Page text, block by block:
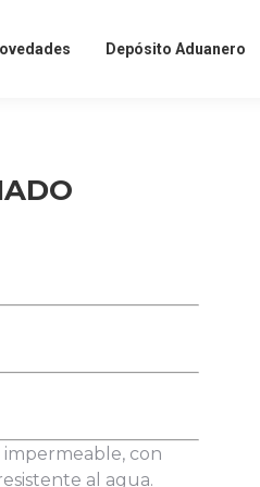
Depósito Aduanero
impermeable, con
al agua.
dentro de un
textil. Ingresa
posible.